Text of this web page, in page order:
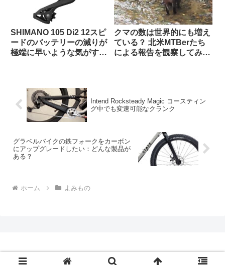
SHIMANO 105 Di2 12スピ
ードのバッテリーの減りが
極端に早いような気がする
クマの数は世界的にも増え
ている？ 北米MTBerたち
による報告を観察してみよ
Intend Rocksteady Magic コースティン
グ中でも変速可能なクランク
グラベルバイクの鉄フォークをカーボン
にアップグレードしたい：どんな製品が
ある？
ホーム よみもの
Copyright © 2009-2026 CBN Blog All Rights Reserved.